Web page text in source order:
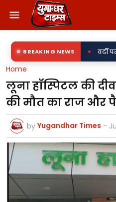
BREAKING NEWS
• वर्दी पर दाग! लड़की-
Home
लूना हॉस्पिटल की
की मौत का राज और
by Yugandhar Times -